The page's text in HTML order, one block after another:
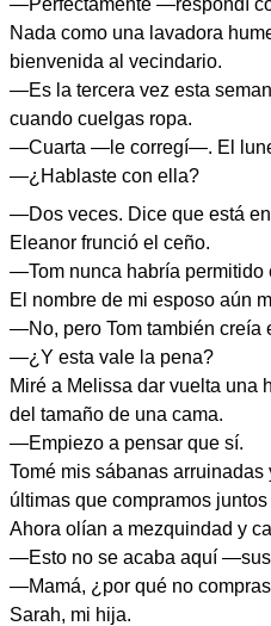
—Perfectamente —respondí
Nada como una lavadora
bienvenida al vecindario.
—Es la tercera vez esta
cuando cuelgas ropa.
—Cuarta —le corregí—. El
—¿Hablaste con ella?
—Dos veces. Dice que está
Eleanor frunció el ceño.
—Tom nunca habría permitido
El nombre de mi esposo aún
—No, pero Tom también creía
—¿Y esta vale la pena?
Miré a Melissa dar vuelta una
del tamaño de una cama.
—Empiezo a pensar que sí.
Tomé mis sábanas
últimas que compramos
Ahora olían a mezquindad y
—Esto no se acaba aquí
—Mamá, ¿por qué no
Sarah, mi hija.